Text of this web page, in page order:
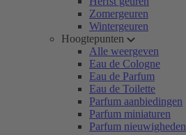
Zomergeuren
Wintergeuren
Hoogtepunten
Alle weergeven
Eau de Cologne
Eau de Parfum
Eau de Toilette
Parfum aanbiedingen
Parfum miniaturen
Parfum nieuwigheden